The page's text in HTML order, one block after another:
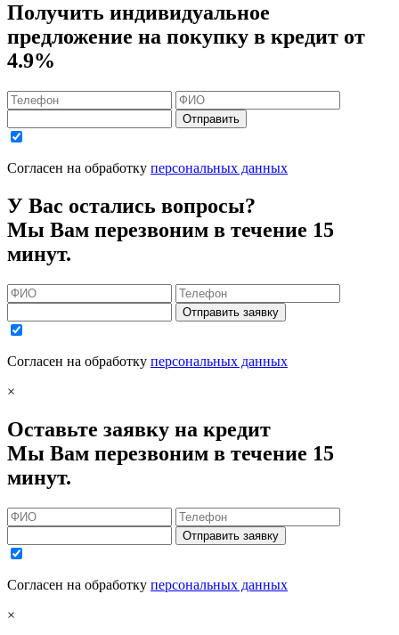
Получить индивидуальное
предложение на покупку в кредит от
4.9%
Отправить
Согласен на обработку персональных данных
У Вас остались вопросы?
Мы Вам перезвоним в течение 15
минут.
Отправить заявку
Согласен на обработку персональных данных
×
Оставьте заявку на кредит
Мы Вам перезвоним в течение 15
минут.
Отправить заявку
Согласен на обработку персональных данных
×